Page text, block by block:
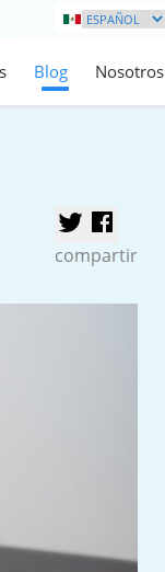
Blog Nosotros
compartir